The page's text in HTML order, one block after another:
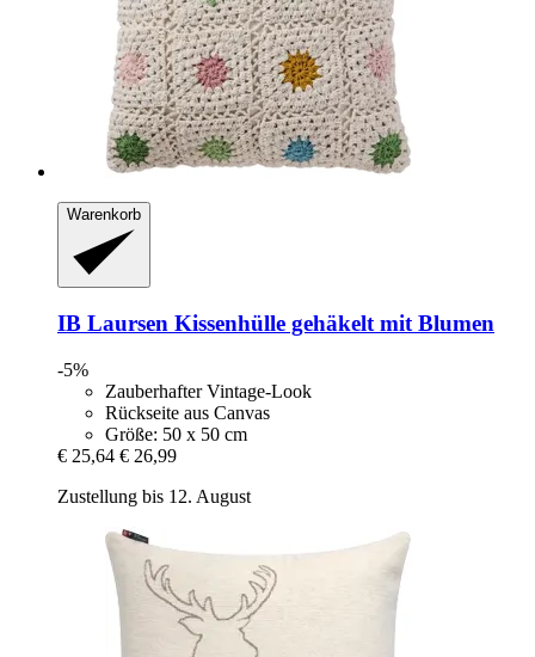
Warenkorb
IB Laursen Kissenhülle gehäkelt mit Blumen
-5%
Zauberhafter Vintage-Look
Rückseite aus Canvas
Größe: 50 x 50 cm
€ 25,64 € 26,99
Zustellung bis 12. August